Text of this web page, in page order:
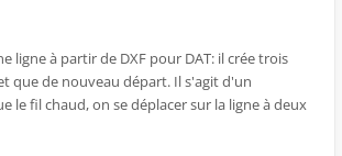
ligne à partir de DXF pour DAT: il crée trois
que de nouveau départ. Il s'agit d'un
le fil chaud, on se déplacer sur la ligne à deux